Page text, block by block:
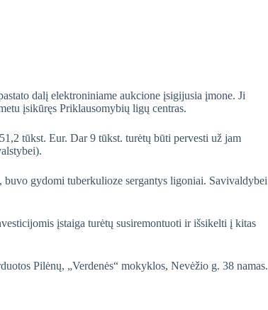
dalį elektroniniame aukcione įsigijusia įmone. Ji
įsikūręs Priklausomybių ligų centras.
tūkst. Eur. Dar 9 tūkst. turėtų būti pervesti už jam
gydomi tuberkulioze sergantys ligoniai. Savivaldybei
įstaiga turėtų susiremontuoti ir išsikelti į kitas
Pilėnų, „Verdenės“ mokyklos, Nevėžio g. 38 namas.